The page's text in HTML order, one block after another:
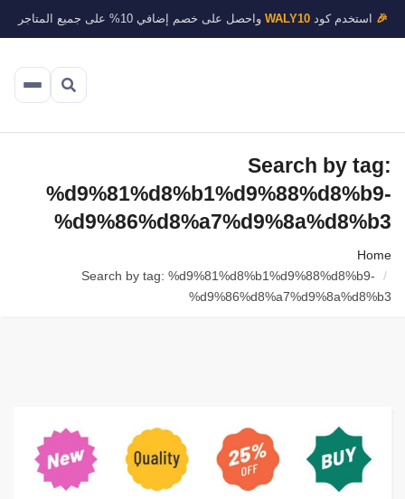
🎉 استخدم كودWALY10 واحصل على خصم إضافي 10% على جميع المتاجر
Search by tag:
%d9%81%d8%b1%d9%88%d8%b9-
%d9%86%d8%a7%d9%8a%d8%b3
Home
Search by tag: %d9%81%d8%b1%d9%88%d8%b9-
%d9%86%d8%a7%d9%8a%d8%b3